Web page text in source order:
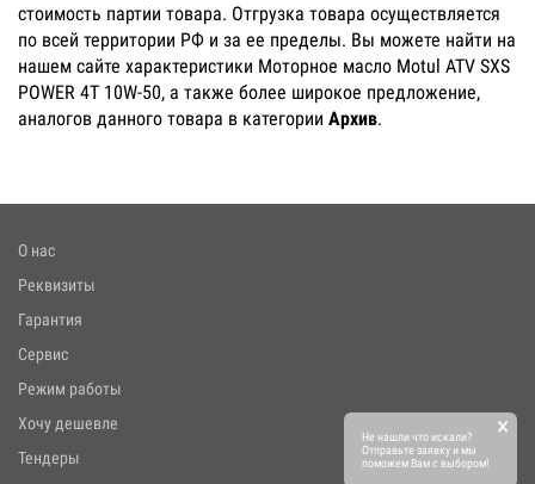
стоимость партии товара. Отгрузка товара осуществляется
по всей территории РФ и за ее пределы. Вы можете найти на
нашем сайте характеристики Моторное масло Motul ATV SXS
POWER 4T 10W-50, а также более широкое предложение,
аналогов данного товара в категории Архив.
О нас
Реквизиты
Гарантия
Сервис
Режим работы
Хочу дешевле
Тендеры
Не нашли что искали?
Отправьте заявку и мы
поможем Вам с выбором!
×